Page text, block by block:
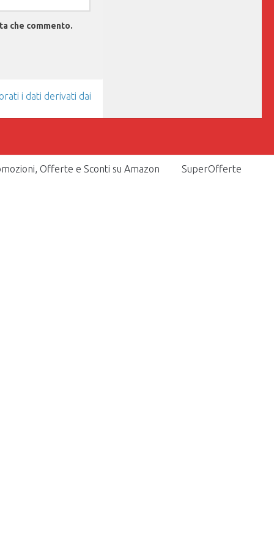
che commento.
i dati derivati dai
Offerte e Sconti su Amazon SuperOfferte